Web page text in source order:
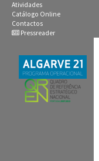
Atividades
Catálogo Online
Contactos
Pressreader